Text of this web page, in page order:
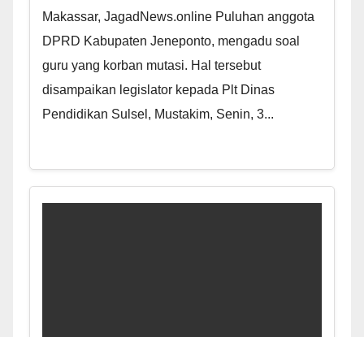
Makassar, JagadNews.online Puluhan anggota
DPRD Kabupaten Jeneponto, mengadu soal
guru yang korban mutasi. Hal tersebut
disampaikan legislator kepada Plt Dinas
Pendidikan Sulsel, Mustakim, Senin, 3...